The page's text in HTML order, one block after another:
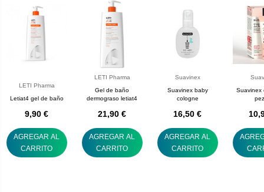
LETI Pharma
Letiat4 gel de baño
9,90 €
AGREGAR AL
CARRITO
LETI Pharma
Gel de baño
dermograso letiat4
21,90 €
AGREGAR AL
CARRITO
Suavinex
Suavinex baby
cologne
16,50 €
AGREGAR AL
CARRITO
Suavinex